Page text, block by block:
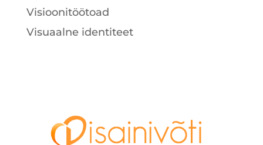
Visioonitöötoad
Visuaalne identiteet